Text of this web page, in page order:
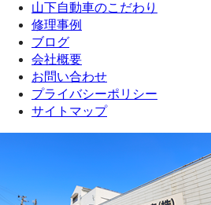
山下自動車のこだわり
修理事例
ブログ
会社概要
お問い合わせ
プライバシーポリシー
サイトマップ